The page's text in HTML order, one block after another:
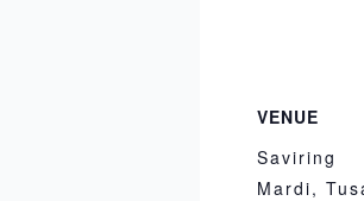
VENUE
Saviring
Mardi,